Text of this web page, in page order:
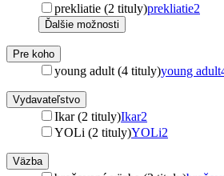
prekliatie (2 tituly)prekliatie2
Ďalšie možnosti
Pre koho
young adult (4 tituly)young adult
Vydavateľstvo
Ikar (2 tituly)Ikar2
YOLi (2 tituly)YOLi2
Väzba